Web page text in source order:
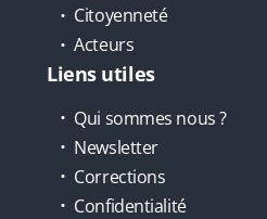
Citoyenneté
Acteurs
Liens utiles
Qui sommes nous ?
Newsletter
Corrections
Confidentialité